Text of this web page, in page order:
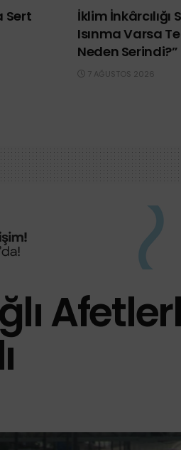
Sert
İklim
Isınma Varsa
Neden Serindi?”
7 AĞUSTOS 2026